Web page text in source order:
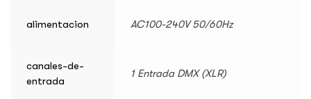
alimentacion AC100-240V 50/60Hz
canales-de-
entrada
1 Entrada DMX (XLR)